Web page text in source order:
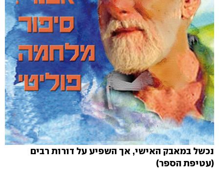
נכשל במאבק האישי, אך השפיע על דורות רבים
(עטיפת הספר)